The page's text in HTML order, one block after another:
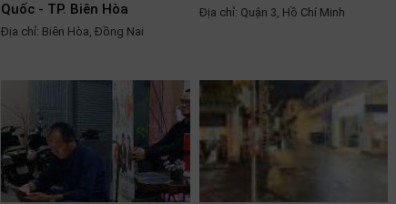
Quốc - TP. Biên Hòa
Địa chỉ: Biên Hòa, Đồng Nai
Địa chỉ: Quận 3, Hồ Chí Minh